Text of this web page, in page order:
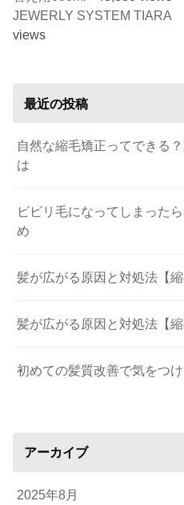
JEWERLY SYSTEM TIARA
views
最近の投稿
自然な縮毛矯正ってできる
は
ビビリ毛になってしまった
め
髪が広がる原因と対処法【
髪が広がる原因と対処法【
初めての髪質改善で気をつ
アーカイブ
2025年8月